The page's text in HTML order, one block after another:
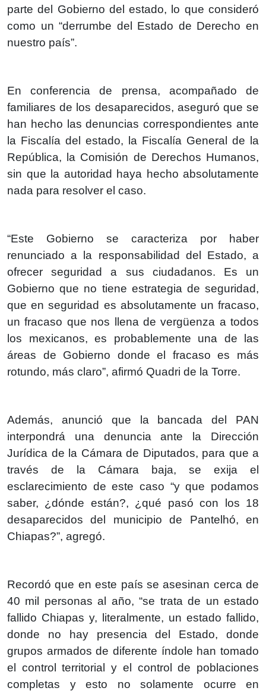
parte del Gobierno del estado, lo que consideró
como un “derrumbe del Estado de Derecho en
nuestro país”.
En conferencia de prensa, acompañado de
familiares de los desaparecidos, aseguró que se
han hecho las denuncias correspondientes ante
la Fiscalía del estado, la Fiscalía General de la
República, la Comisión de Derechos Humanos,
sin que la autoridad haya hecho absolutamente
nada para resolver el caso.
“Este Gobierno se caracteriza por haber
renunciado a la responsabilidad del Estado, a
ofrecer seguridad a sus ciudadanos. Es un
Gobierno que no tiene estrategia de seguridad,
que en seguridad es absolutamente un fracaso,
un fracaso que nos llena de vergüenza a todos
los mexicanos, es probablemente una de las
áreas de Gobierno donde el fracaso es más
rotundo, más claro”, afirmó Quadri de la Torre.
Además, anunció que la bancada del PAN
interpondrá una denuncia ante la Dirección
Jurídica de la Cámara de Diputados, para que a
través de la Cámara baja, se exija el
esclarecimiento de este caso “y que podamos
saber, ¿dónde están?, ¿qué pasó con los 18
desaparecidos del municipio de Pantelhó, en
Chiapas?”, agregó.
Recordó que en este país se asesinan cerca de
40 mil personas al año, “se trata de un estado
fallido Chiapas y, literalmente, un estado fallido,
donde no hay presencia del Estado, donde
grupos armados de diferente índole han tomado
el control territorial y el control de poblaciones
completas y esto no solamente ocurre en